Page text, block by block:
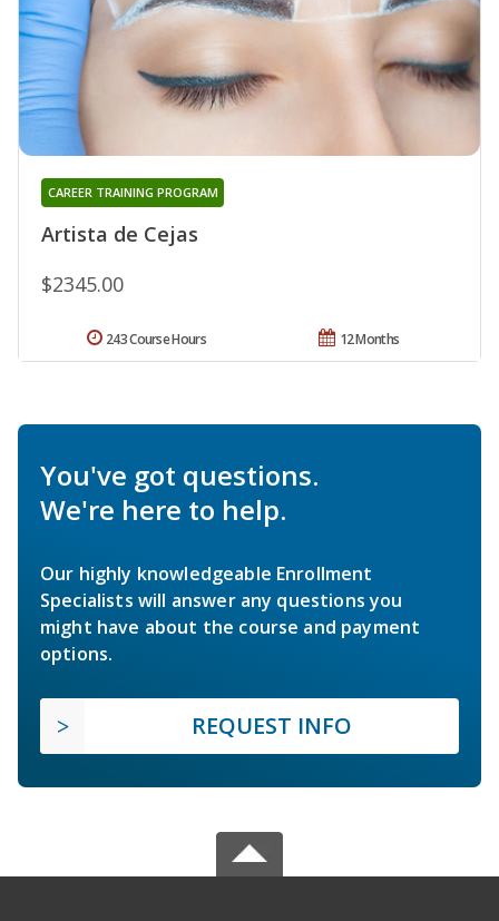
Artista de Cejas
CAREER TRAINING PROGRAM
$2345.00
12 Months
243 Course Hours
You've got questions.
We're here to help.
Our highly knowledgeable Enrollment
Specialists will answer any questions you
might have about the course and payment
options.
REQUEST INFO